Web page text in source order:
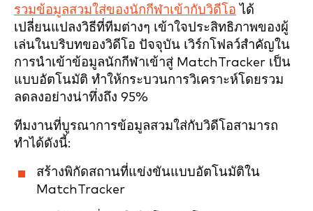
รวมข้อมูลสวมใส่ของนักกีฬาเข้ากับวิดีโอ ได้
เปลี่ยนแปลงวิธีที่ทีมต่างๆ เข้าใจประสิทธิภาพของผู้
เล่นในบริบทของวิดีโอ ปัจจุบัน เวิร์กโฟลว์สำคัญใน
การนำเข้าข้อมูลนักกีฬาเข้าสู่ MatchTracker เป็น
แบบอัตโนมัติ ทำให้กระบวนการวิเคราะห์โดยรวม
ลดลงอย่างน่าทึ่งถึง 95%
ทีมงานที่บูรณาการข้อมูลสวมใส่กับวิดีโอสามารถ
ทำได้ดังนี้:
สร้างพิกัดสถานที่แข่งขันแบบอัตโนมัติใน
MatchTracker